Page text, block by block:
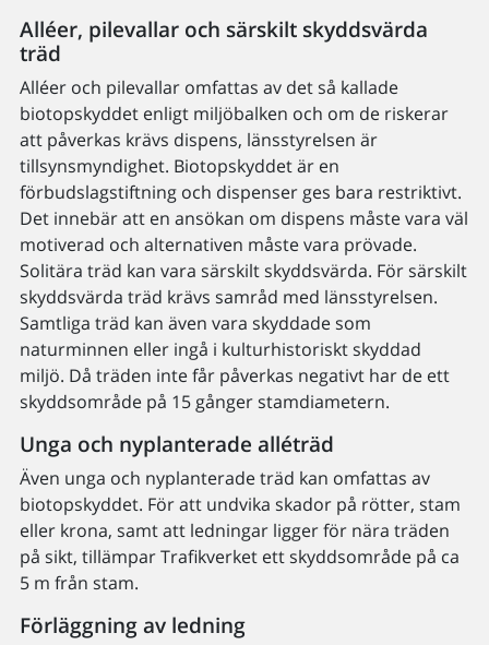
Alléer, pilevallar och särskilt skyddsvärda
träd
Alléer och pilevallar omfattas av det så kallade
biotopskyddet enligt miljöbalken och om de riskerar
att påverkas krävs dispens, länsstyrelsen är
tillsynsmyndighet. Biotopskyddet är en
förbudslagstiftning och dispenser ges bara restriktivt.
Det innebär att en ansökan om dispens måste vara väl
motiverad och alternativen måste vara prövade.
Solitära träd kan vara särskilt skyddsvärda. För särskilt
skyddsvärda träd krävs samråd med länsstyrelsen.
Samtliga träd kan även vara skyddade som
naturminnen eller ingå i kulturhistoriskt skyddad
miljö. Då träden inte får påverkas negativt har de ett
skyddsområde på 15 gånger stamdiametern.
Unga och nyplanterade alléträd
Även unga och nyplanterade träd kan omfattas av
biotopskyddet. För att undvika skador på rötter, stam
eller krona, samt att ledningar ligger för nära träden
på sikt, tillämpar Trafikverket ett skyddsområde på ca
5 m från stam.
Förläggning av ledning